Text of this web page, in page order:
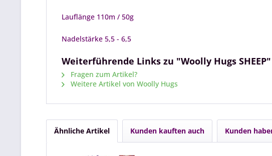
Lauflänge 110m / 50g
Nadelstärke 5,5 - 6,5
Weiterführende Links zu "Woolly Hugs SHEEP"
Fragen zum Artikel?
Weitere Artikel von Woolly Hugs
Ähnliche Artikel Kunden kauften auch Kunden